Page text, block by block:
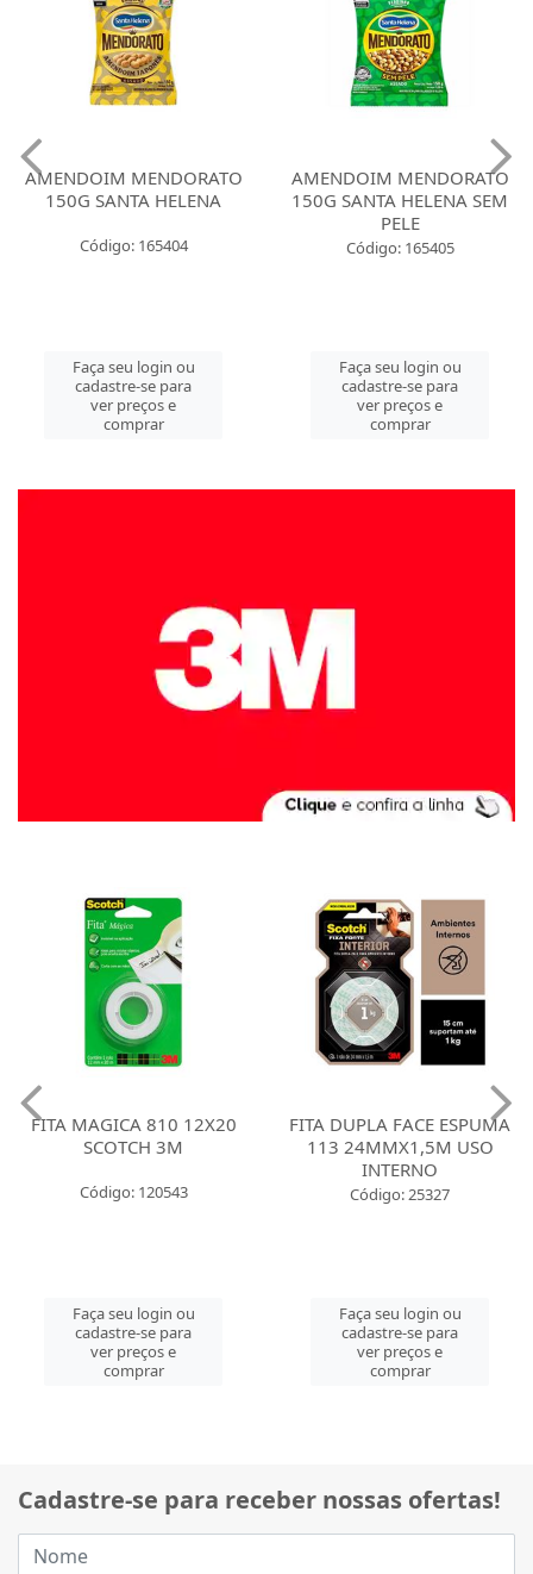
AMENDOIM MENDORATO
150G SANTA HELENA
Código: 165404
Faça seu login ou
cadastre-se para
ver preços e
comprar
AMENDOIM MENDORATO
150G SANTA HELENA SEM
PELE
Código: 165405
Faça seu login ou
cadastre-se para
ver preços e
comprar
FITA MAGICA 810 12X20
SCOTCH 3M
Código: 120543
Faça seu login ou
cadastre-se para
ver preços e
comprar
FITA DUPLA FACE ESPUMA
113 24MMX1,5M USO
INTERNO
Código: 25327
Faça seu login ou
cadastre-se para
ver preços e
comprar
Cadastre-se para receber nossas ofertas!